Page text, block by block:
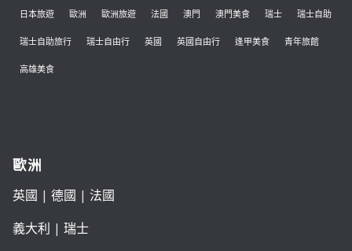
日本旅遊 歐洲 歐洲旅遊 法國 澳門 澳門美食 瑞士 瑞士自助
瑞士自助旅行 瑞士自由行 英國 英國自由行 逢甲美食 青年旅館
高雄美食
歐洲
英國 | 德國 | 法國
義大利 | 瑞士